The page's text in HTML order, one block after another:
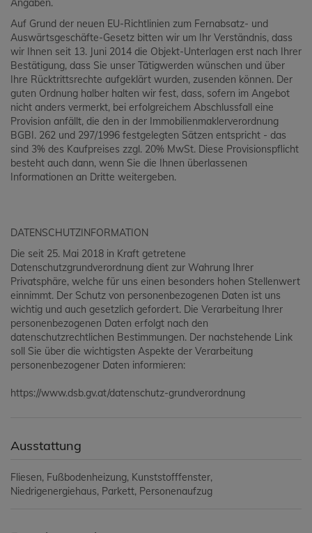
Angaben.
Auf Grund der neuen EU-Richtlinien zum Fernabsatz- und
Auswärtsgeschäfte-Gesetz bitten wir um Ihr Verständnis, dass
wir Ihnen seit 13. Juni 2014 die Objekt-Unterlagen erst nach Ihrer
Bestätigung, dass Sie unser Tätigwerden wünschen und über
Ihre Rücktrittsrechte aufgeklärt wurden, zusenden können. Der
guten Ordnung halber halten wir fest, dass, sofern im Angebot
nicht anders vermerkt, bei erfolgreichem Abschlussfall eine
Provision anfällt, die den in der Immobilienmaklerverordnung
BGBI. 262 und 297/1996 festgelegten Sätzen entspricht - das
sind 3% des Kaufpreises zzgl. 20% MwSt. Diese Provisionspflicht
besteht auch dann, wenn Sie die Ihnen überlassenen
Informationen an Dritte weitergeben.
DATENSCHUTZINFORMATION
Die seit 25. Mai 2018 in Kraft getretene
Datenschutzgrundverordnung dient zur Wahrung Ihrer
Privatsphäre, welche für uns einen besonders hohen Stellenwert
einnimmt. Der Schutz von personenbezogenen Daten ist uns
wichtig und auch gesetzlich gefordert. Die Verarbeitung Ihrer
personenbezogenen Daten erfolgt nach den
datenschutzrechtlichen Bestimmungen. Der nachstehende Link
soll Sie über die wichtigsten Aspekte der Verarbeitung
personenbezogener Daten informieren:
https://www.dsb.gv.at/datenschutz-grundverordnung
Ausstattung
Fliesen Fußbodenheizung Kunststofffenster
Niedrigenergiehaus Parkett Personenaufzug